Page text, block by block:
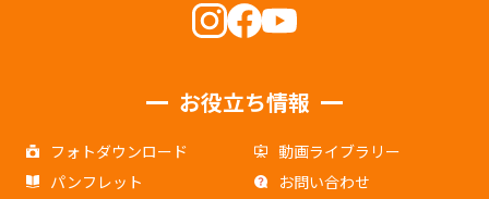
お役立ち情報
フォトダウンロード
動画ライブラリー
パンフレット
お問い合わせ